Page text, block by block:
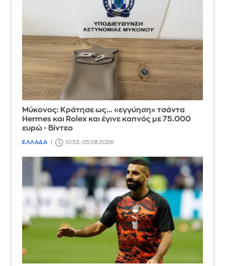
Μύκονος: Κράτησε ως... «εγγύηση» τσάντα
Hermes και Rolex και έγινε καπνός με 75.000
ευρώ - Βίντεο
ΕΛΛΑΔΑ 10:53, 05.08.2026